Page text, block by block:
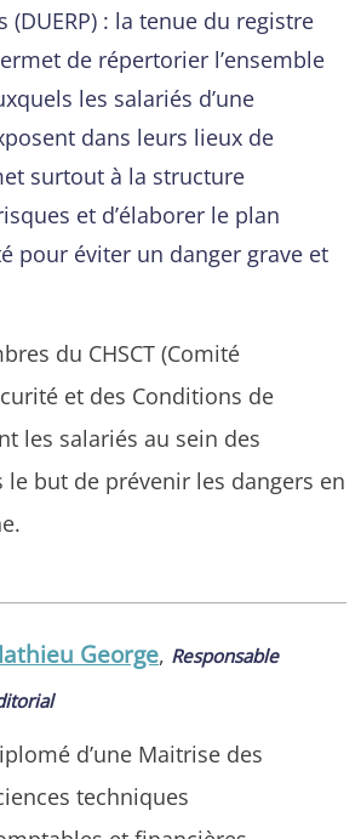
(DUERP) : la tenue du registre
de répertorier l’ensemble
les salariés d’une
dans leurs lieux de
surtout à la structure
et d’élaborer le plan
pour éviter un danger grave et
du CHSCT (Comité
et des Conditions de
les salariés au sein des
le but de prévenir les dangers en
George, Responsable
d’une Maitrise des
techniques